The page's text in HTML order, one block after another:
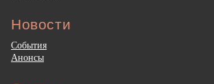
Новости
События
Анонсы